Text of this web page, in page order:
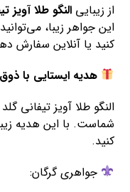
از زیباییالنگو طلا آویز
این جواهر زیبا،
کنید یا آنلاین سفارش
هدیه ایستایی با
النگو طلا آویز تیفانی
شماست. با این هدیه
کنید.
جواهری گرگان: